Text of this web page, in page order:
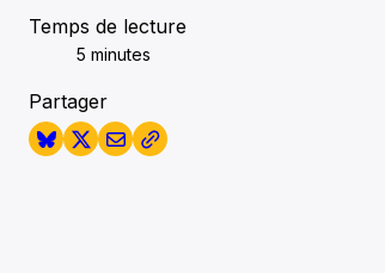
Temps de lecture
5 minutes
Partager